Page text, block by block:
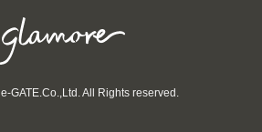
GATE.Co.,Ltd. All Rights reserved.